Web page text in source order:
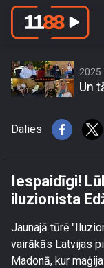
Iespaidīgi!
Un
Dalies
Iespaidīgi!
iluzionista
Jaunajā tūrē
vairākās Latvijas
Madonā, kur